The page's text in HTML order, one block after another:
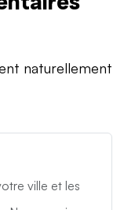
naturellement
ville et les